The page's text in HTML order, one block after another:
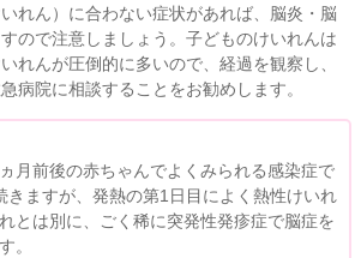
れん）に合わない症状があれば、脳炎・脳
ので注意しましょう。子どものけいれんは
れんが圧倒的に多いので、経過を観察し、
病院に相談することをお勧めします。
月前後の赤ちゃんでよくみられる感染症で
きますが、発熱の第1日目によく熱性けいれ
とは別に、ごく稀に突発性発疹症で脳症を
。